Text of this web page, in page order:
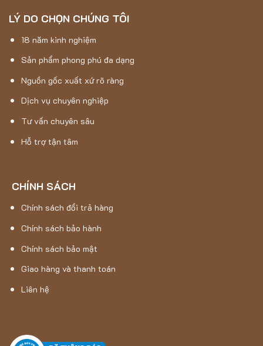
LÝ DO CHỌN CHÚNG TÔI
18 năm kinh nghiệm
Sản phẩm phong phú đa dạng
Nguồn gốc xuất xứ rõ ràng
Dịch vụ chuyên nghiệp
Tư vấn chuyên sâu
Hỗ trợ tận tâm
CHÍNH SÁCH
Chính sách đổi trả hàng
Chính sách bảo hành
Chính sách bảo mật
Giao hàng và thanh toán
Liên hệ